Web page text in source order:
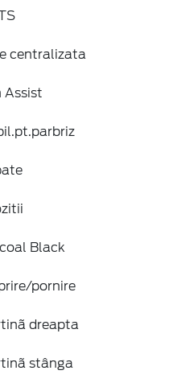
centralizata
Assist
Black
pornire
dreapta
stânga